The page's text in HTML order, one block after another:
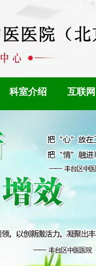
科室介绍 互联